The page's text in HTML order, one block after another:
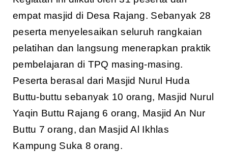
empat masjid di Desa Rajang. Sebanyak 28
peserta menyelesaikan seluruh rangkaian
pelatihan dan langsung menerapkan praktik
pembelajaran di TPQ masing-masing.
Peserta berasal dari Masjid Nurul Huda
Buttu-buttu sebanyak 10 orang, Masjid Nurul
Yaqin Buttu Rajang 6 orang, Masjid An Nur
Buttu 7 orang, dan Masjid Al Ikhlas
Kampung Suka 8 orang.